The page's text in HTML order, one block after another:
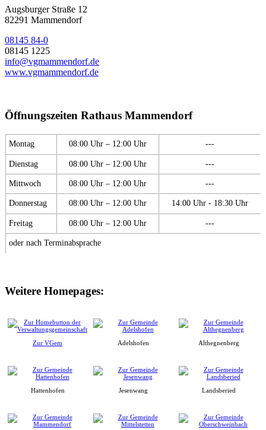
Augsburger Straße 12
82291 Mammendorf
08145 84-0
08145 1225
info@vgmammendorf.de
www.vgmammendorf.de
Öffnungszeiten Rathaus Mammendorf
Montag 08:00 Uhr – 12:00 Uhr ---
Dienstag 08:00 Uhr – 12:00 Uhr ---
Mittwoch 08:00 Uhr – 12:00 Uhr ---
Donnerstag 08:00 Uhr – 12:00 Uhr 14:00 Uhr - 18:30 Uhr
Freitag 08:00 Uhr – 12:00 Uhr ---
oder nach Terminabsprache
Weitere Homepages:
Zur VGem Adelshofen Althegnenberg
Hattenhofen Jesenwang Landsberied